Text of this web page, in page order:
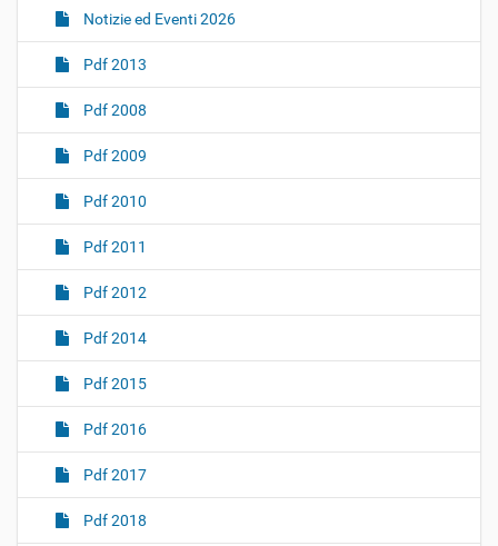
Notizie ed Eventi 2026
Pdf 2013
Pdf 2008
Pdf 2009
Pdf 2010
Pdf 2011
Pdf 2012
Pdf 2014
Pdf 2015
Pdf 2016
Pdf 2017
Pdf 2018